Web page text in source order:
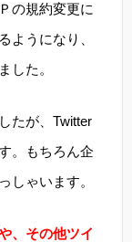
の規約変更に
ようになり、
した。
たが、Twitter
。もちろん企
しゃいます。
、その他ツイ